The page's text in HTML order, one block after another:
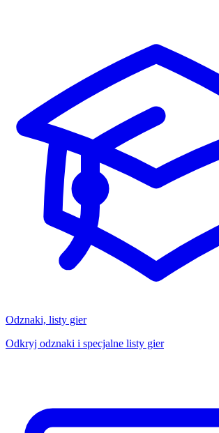
Odznaki, listy gier
Odkryj odznaki i specjalne listy gier